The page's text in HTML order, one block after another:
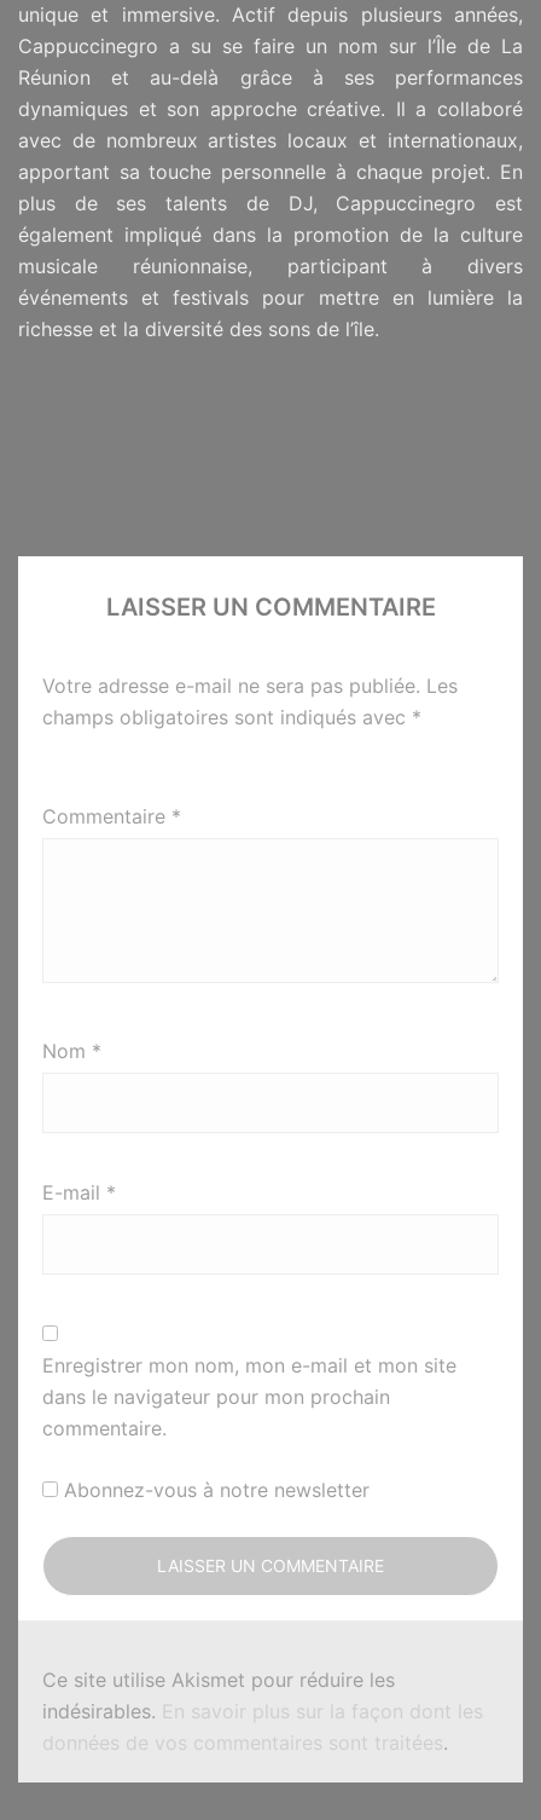
unique et immersive. Actif depuis plusieurs années,
Cappuccinegro a su se faire un nom sur l’Île de La
Réunion et au-delà grâce à ses performances
dynamiques et son approche créative. Il a collaboré
avec de nombreux artistes locaux et internationaux,
apportant sa touche personnelle à chaque projet. En
plus de ses talents de DJ, Cappuccinegro est
également impliqué dans la promotion de la culture
musicale réunionnaise, participant à divers
événements et festivals pour mettre en lumière la
richesse et la diversité des sons de l’île.
LAISSER UN COMMENTAIRE
Votre adresse e-mail ne sera pas publiée. Les
champs obligatoires sont indiqués avec *
Commentaire *
Nom *
E-mail *
Enregistrer mon nom, mon e-mail et mon site
dans le navigateur pour mon prochain
commentaire.
Abonnez-vous à notre newsletter
Ce site utilise Akismet pour réduire les
indésirables. En savoir plus sur la façon dont les
données de vos commentaires sont traitées.